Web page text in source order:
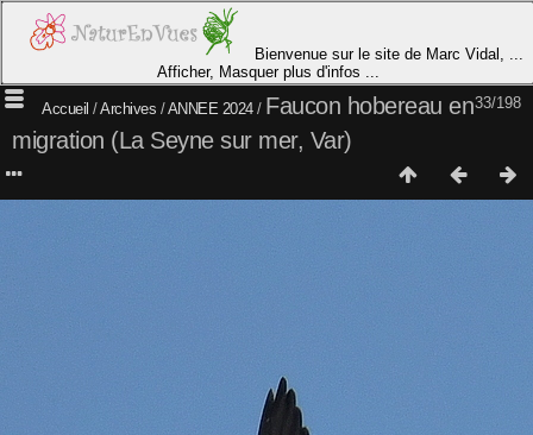
Bienvenue sur le site de Marc Vidal, ...
Afficher, Masquer plus d'infos ...
33/198
Accueil /Archives /ANNEE 2024/ Faucon hobereau en
migration (La Seyne sur mer, Var)